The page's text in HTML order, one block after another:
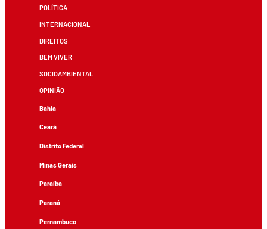
POLÍTICA
INTERNACIONAL
DIREITOS
BEM VIVER
SOCIOAMBIENTAL
OPINIÃO
Bahia
Ceará
Distrito Federal
Minas Gerais
Paraíba
Paraná
Pernambuco